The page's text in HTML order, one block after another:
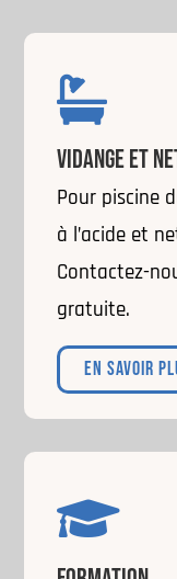

VIDANGE ET
Pour piscine
à l’acide et
Contactez-
gratuite.
EN SAVOIR
